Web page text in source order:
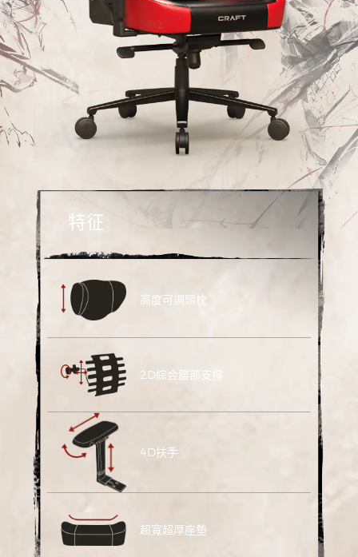
特征
高度可調頭枕
2D綜合腰部支撐
4D扶手
超寬超厚座墊